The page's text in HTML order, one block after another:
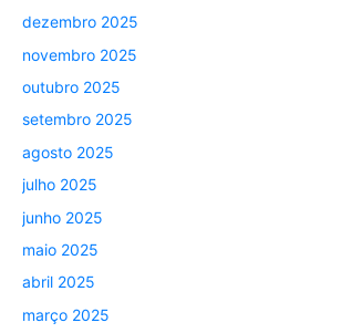
dezembro 2025
novembro 2025
outubro 2025
setembro 2025
agosto 2025
julho 2025
junho 2025
maio 2025
abril 2025
março 2025